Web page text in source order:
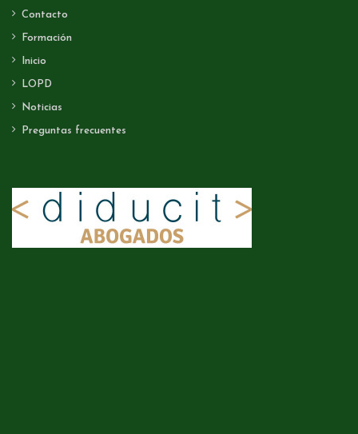
Contacto
Formación
Inicio
LOPD
Noticias
Preguntas frecuentes